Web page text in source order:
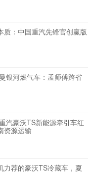
质：中国重汽先锋官创赢版
银河燃气车：孟师傅跨省
汽豪沃TS新能源牵引车红
资源运输
力荐的豪沃TS冷藏车，夏